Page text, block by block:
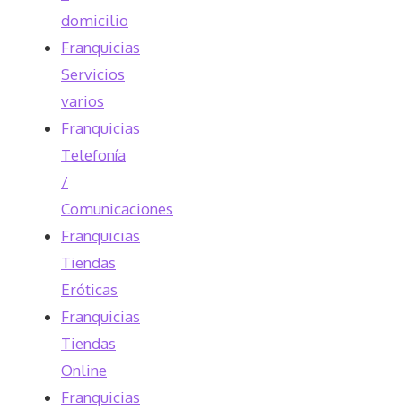
domicilio
Franquicias
Servicios
varios
Franquicias
Telefonía
/
Comunicaciones
Franquicias
Tiendas
Eróticas
Franquicias
Tiendas
Online
Franquicias